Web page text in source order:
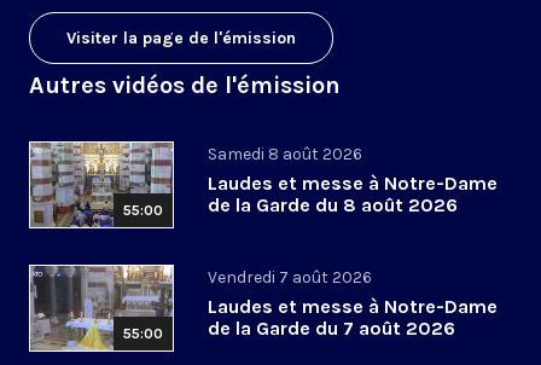
Visiter la page de l'émission
Autres vidéos de l'émission
55:00
Samedi 8 août 2026
Laudes et messe à Notre-Dame
de la Garde du 8 août 2026
55:00
Vendredi 7 août 2026
Laudes et messe à Notre-Dame
de la Garde du 7 août 2026